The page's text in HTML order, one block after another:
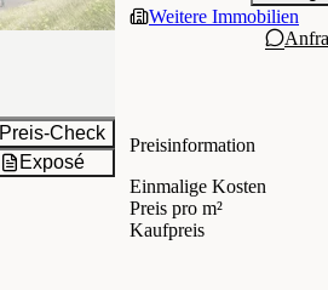
Preis-Check
Exposé
Preisinformation
Einmalige Kosten
Preis pro m²
Kaufpreis
Weitere Immobilien